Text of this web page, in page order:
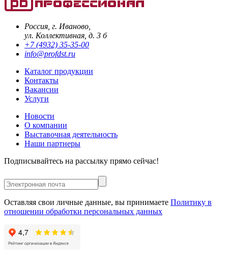
Россия, г. Иваново,
ул. Коллективная, д. 3 б
+7 (4932) 35-35-00
info@profdst.ru
Каталог продукции
Контакты
Вакансии
Услуги
Новости
О компании
Выставочная деятельность
Наши партнеры
Подписывайтесь на рассылку прямо сейчас!
Оставляя свои личные данные, вы принимаете Политику в
отношении обработки персональных данных